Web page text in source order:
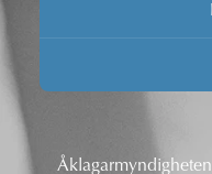
Åklagarmyndigheten